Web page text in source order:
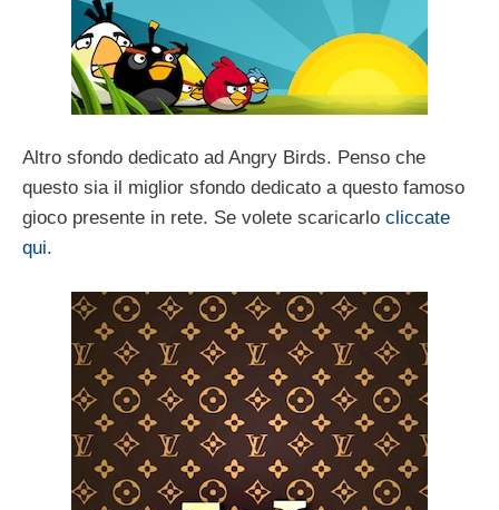
Altro sfondo dedicato ad Angry Birds. Penso che
questo sia il miglior sfondo dedicato a questo famoso
gioco presente in rete. Se volete scaricarlo cliccate
qui.